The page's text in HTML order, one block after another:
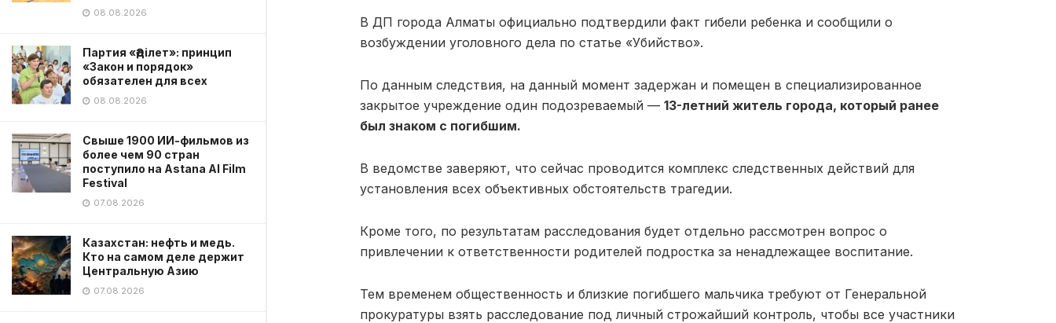
08.08.2026
Партия «Әділет»: принцип
«Закон и порядок»
обязателен для всех
08.08.2026
Свыше 1900 ИИ-фильмов из
более чем 90 стран
поступило на Astana AI Film
Festival
07.08.2026
Казахстан: нефть и медь.
Кто на самом деле держит
Центральную Азию
07.08.2026
В ДП города Алматы официально подтвердили факт гибели ребенка и сообщили о
возбуждении уголовного дела по статье «Убийство».
По данным следствия, на данный момент задержан и помещен в специализированное
закрытое учреждение один подозреваемый — 13-летний житель города, который ранее
был знаком с погибшим.
В ведомстве заверяют, что сейчас проводится комплекс следственных действий для
установления всех объективных обстоятельств трагедии.
Кроме того, по результатам расследования будет отдельно рассмотрен вопрос о
привлечении к ответственности родителей подростка за ненадлежащее воспитание.
Тем временем общественность и близкие погибшего мальчика требуют от Генеральной
прокуратуры взять расследование под личный строжайший контроль, чтобы все участники